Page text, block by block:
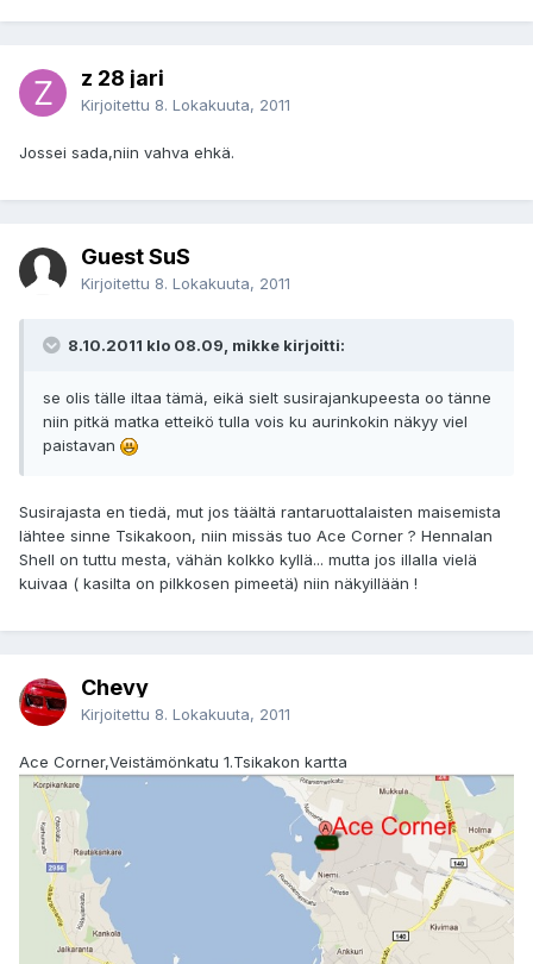
z 28 jari
Kirjoitettu 8. Lokakuuta, 2011
Jossei sada,niin vahva ehkä.
Guest SuS
Kirjoitettu 8. Lokakuuta, 2011
8.10.2011 klo 08.09, mikke kirjoitti:
se olis tälle iltaa tämä, eikä sielt susirajankupeesta oo tänne
niin pitkä matka etteikö tulla vois ku aurinkokin näkyy viel
paistavan
Susirajasta en tiedä, mut jos täältä rantaruottalaisten maisemista
lähtee sinne Tsikakoon, niin missäs tuo Ace Corner ? Hennalan
Shell on tuttu mesta, vähän kolkko kyllä... mutta jos illalla vielä
kuivaa ( kasilta on pilkkosen pimeetä) niin näkyillään !
Chevy
Kirjoitettu 8. Lokakuuta, 2011
Ace Corner,Veistämönkatu 1.Tsikakon kartta